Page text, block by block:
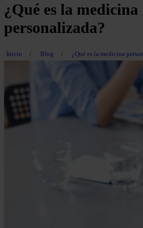
¿Qué es la medicina
personalizada?
Inicio / Blog / ¿Qué es la medicina